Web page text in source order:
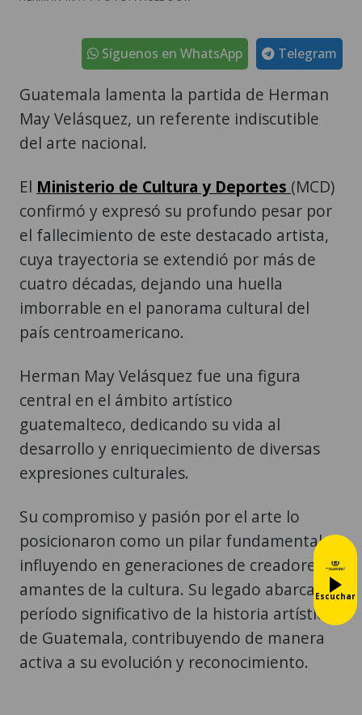
Telegram
Síguenos en WhatsApp
Guatemala lamenta la partida de Herman
May Velásquez, un referente indiscutible
del arte nacional.
El Ministerio de Cultura y Deportes (MCD)
confirmó y expresó su profundo pesar por
el fallecimiento de este destacado artista,
cuya trayectoria se extendió por más de
cuatro décadas, dejando una huella
imborrable en el panorama cultural del
país centroamericano.
Herman May Velásquez fue una figura
central en el ámbito artístico
guatemalteco, dedicando su vida al
desarrollo y enriquecimiento de diversas
expresiones culturales.
Su compromiso y pasión por el arte lo
posicionaron como un pilar fundamental,
influyendo en generaciones de creadores y
amantes de la cultura. Su legado abarca un
período significativo de la historia artística
de Guatemala, contribuyendo de manera
activa a su evolución y reconocimiento.
Escuchar